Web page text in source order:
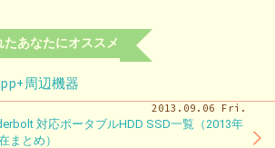
あなたにオススメ
周辺機器
2013.09.06 Fri.
対応ポータブルHDD SSD一覧（2013年
まとめ）